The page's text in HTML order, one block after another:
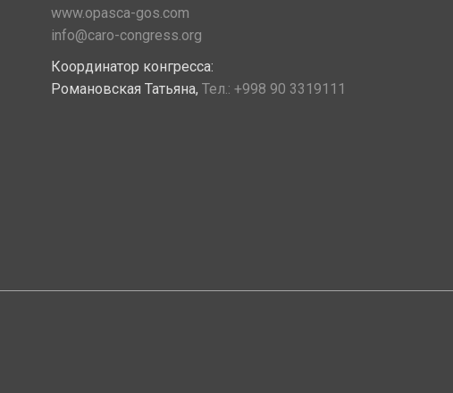
www.opasca-gos.com
info@caro-congress.org
Координатор конгресса:
Романовская Татьяна, Тел.: +998 90 3319111